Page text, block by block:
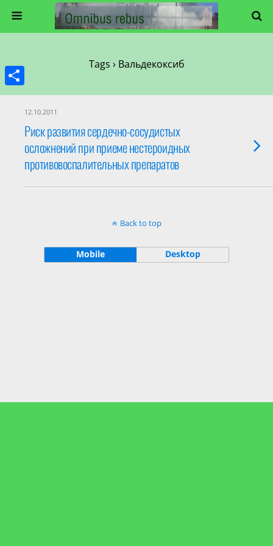
Tags › Вальдекоксиб
12.10.2011
Риск развития сердечно-сосудистых
осложнений при приеме нестероидных
противовоспалительных препаратов
Back to top
Mobile Desktop
Share